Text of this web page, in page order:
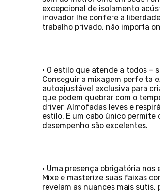
excepcional de isolamento
inovador lhe confere a
trabalho privado, não importa
• O estilo que atende a todos –
​Conseguir a mixagem perfeita
autoajustável exclusiva para
que podem quebrar com o
driver. Almofadas leves e
estilo. E um cabo único permite
desempenho são excelentes.
• Uma presença obrigatória nos
Mixe e masterize suas faixas
revelam as nuances mais